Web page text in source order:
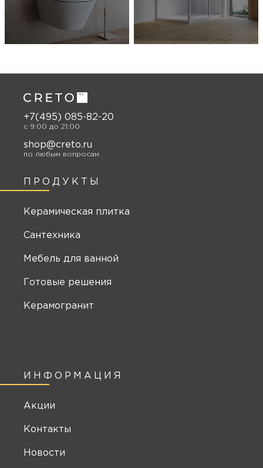
ИНФОРМАЦИЯ
Акции
Контакты
Новости
ПРОДУКТЫ
Керамическая плитка
Сантехника
Мебель для ванной
Готовые решения
Керамогранит
+7(495) 085-82-20
c 9:00 до 21:00
shop@creto.ru
по любым вопросам